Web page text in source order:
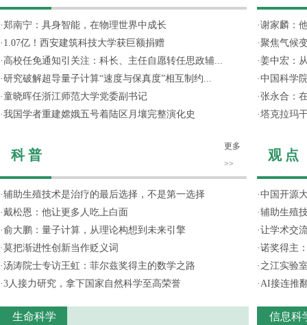
·郑南宁：具身智能，在物理世界中成长
· 1.07亿！西安建筑科技大学获巨额捐赠
· 高校任免通知引关注：科长、主任自愿转任思政辅...
·研究破解超导量子计算“速度与保真度”相互制约...
·童晓晖任浙江师范大学党委副书记
·我国学者重建嫦娥五号着陆区月壤完整演化史
科 普
更多
>>
·辅助生殖技术是治疗的最后选择，不是第一选择
·戴松恩：他让更多人吃上白面
·俞大鹏：量子计算，从理论构想到未来引擎
·莫把渐进性创新当作贬义词
·汤涛院士专访王虹：菲尔兹奖得主的数学之路
·3人接力研究，拿下国家自然科学至高荣誉
生命科学
·谢家麟：
·聚焦气候
·姜中宏：
·中国科学
·张永合：
·塔克拉玛
观 点
·中国开源
·辅助生殖
·让学术交
·诺奖得主
· 之江实验
·AI接连推
信息科